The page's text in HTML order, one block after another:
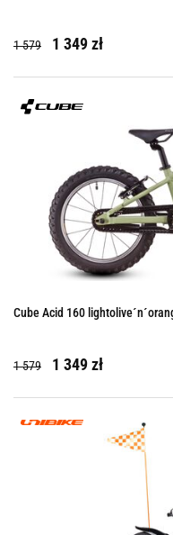
1 579 1 349 zł
Cube Acid 160
1 579 1 349 zł